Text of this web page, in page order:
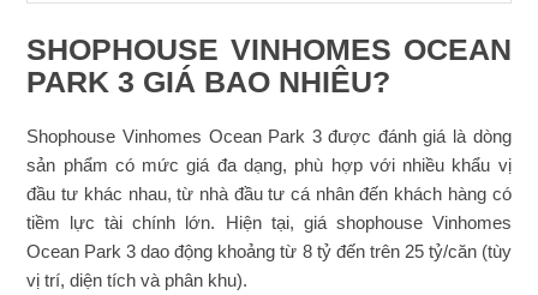
SHOPHOUSE VINHOMES OCEAN
PARK 3 GIÁ BAO NHIÊU?
Shophouse Vinhomes Ocean Park 3 được đánh giá là dòng
sản phẩm có mức giá đa dạng, phù hợp với nhiều khẩu vị
đầu tư khác nhau, từ nhà đầu tư cá nhân đến khách hàng có
tiềm lực tài chính lớn. Hiện tại, giá shophouse Vinhomes
Ocean Park 3 dao động khoảng từ 8 tỷ đến trên 25 tỷ/căn (tùy
vị trí, diện tích và phân khu).